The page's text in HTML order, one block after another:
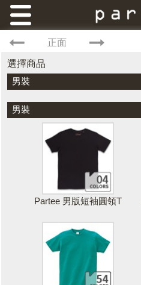
正面
選擇商品
男裝
男裝
Partee 男版短袖圓領T